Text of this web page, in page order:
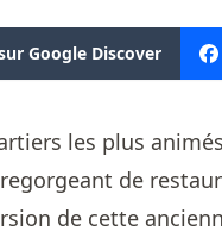
Google Discover
les plus
de
de cette